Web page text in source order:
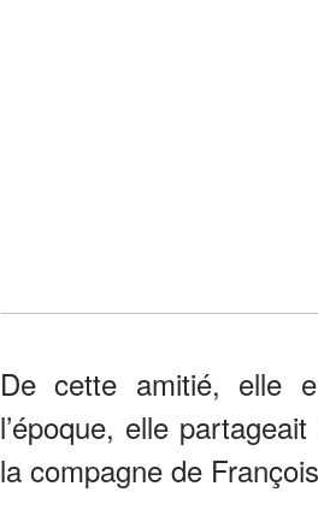
De cette amitié, elle
l’époque, elle
la compagne de